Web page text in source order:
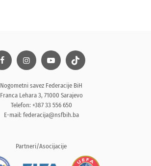
Nogometni savez Federacije BiH
Franca Lehara 3, 71000 Sarajevo
Telefon: +387 33 556 650
E-mail: federacija@nsfbih.ba
Partneri/Asocijacije